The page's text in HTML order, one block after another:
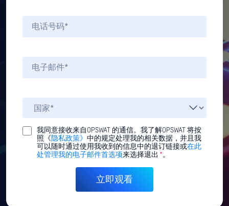
我同意接收来自OPSWAT 的通信。我了解OPSWAT 将按
照《隐私政策》 中的规定处理我的相关数据，并且我
可以随时通过使用我收到的信息中的退订链接或在此
处管理我的电子邮件首选项来选择退出 *。